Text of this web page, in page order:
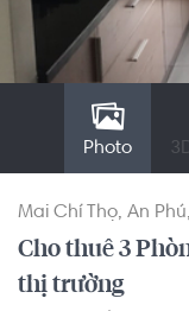
Photo
Mai Chí Thọ An Phú
Cho thuê 3
thị trường